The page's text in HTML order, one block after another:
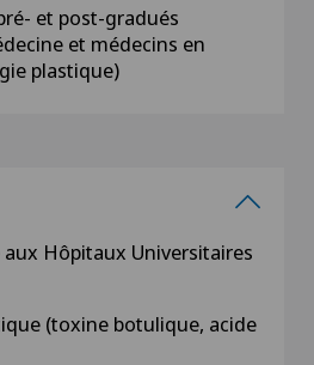
et post-gradués
et médecins en
plastique)
Hôpitaux Universitaires
(toxine botulique, acide